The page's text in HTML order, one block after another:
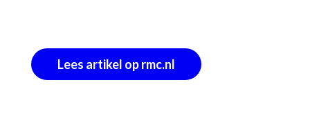
Lees artikel op rmc.nl